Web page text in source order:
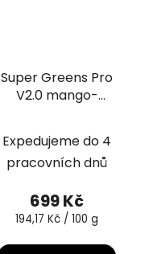
Super Greens Pro
V2.0 mango-
Expedujeme do 4
pracovních dnů
699 Kč
Měrná
194,17 Kč / 100 g